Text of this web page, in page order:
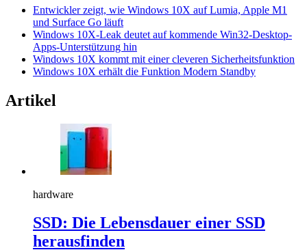
Entwickler zeigt, wie Windows 10X auf Lumia, Apple M1
und Surface Go läuft
Windows 10X-Leak deutet auf kommende Win32-Desktop-
Apps-Unterstützung hin
Windows 10X kommt mit einer cleveren Sicherheitsfunktion
Windows 10X erhält die Funktion Modern Standby
Artikel
hardware
SSD: Die Lebensdauer einer SSD
herausfinden